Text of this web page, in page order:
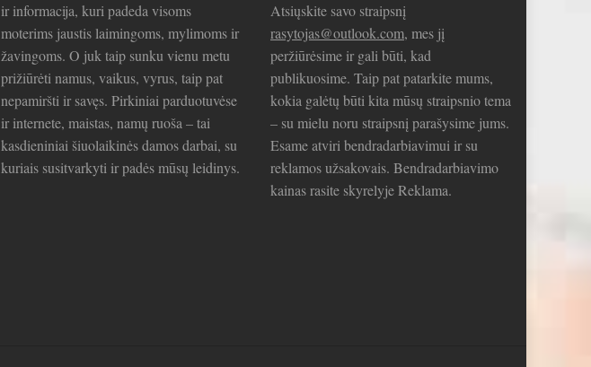
ir informacija, kuri padeda visoms
moterims jaustis laimingoms, mylimoms ir
žavingoms. O juk taip sunku vienu metu
prižiūrėti namus, vaikus, vyrus, taip pat
nepamiršti ir savęs. Pirkiniai parduotuvėse
ir internete, maistas, namų ruoša – tai
kasdieniniai šiuolaikinės damos darbai, su
kuriais susitvarkyti ir padės mūsų leidinys.
Atsiųskite savo straipsnį
rasytojas@outlook.com, mes jį
peržiūrėsime ir gali būti, kad
publikuosime. Taip pat patarkite mums,
kokia galėtų būti kita mūsų straipsnio tema
– su mielu noru straipsnį parašysime jums.
Esame atviri bendradarbiavimui ir su
reklamos užsakovais. Bendradarbiavimo
kainas rasite skyrelyje Reklama.